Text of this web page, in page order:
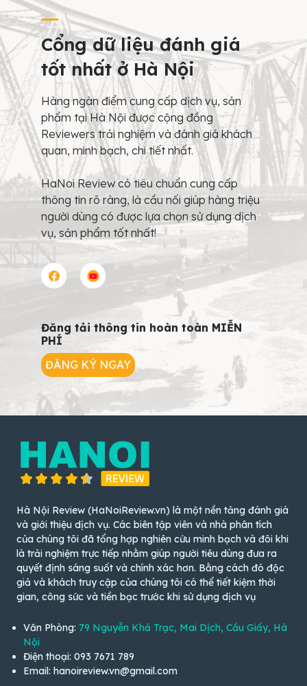
Cổng dữ liệu đánh giá
tốt nhất ở Hà Nội
Hàng ngàn điểm cung cấp dịch vụ, sản
phẩm tại Hà Nội được cộng đồng
Reviewers trải nghiệm và đánh giá khách
quan, minh bạch, chi tiết nhất.
HaNoi Review có tiêu chuẩn cung cấp
thông tin rõ ràng, là cầu nối giúp hàng triệu
người dùng có được lựa chọn sử dụng dịch
vụ, sản phẩm tốt nhất!
Đăng tải thông tin hoàn toàn MIỄN
PHÍ
ĐĂNG KÝ NGAY
Hà Nội Review (HaNoiReview.vn) là một nền tảng đánh giá
và giới thiệu dịch vụ. Các biên tập viên và nhà phân tích
của chúng tôi đã tổng hợp nghiên cứu minh bạch và đôi khi
là trải nghiệm trực tiếp nhằm giúp người tiêu dùng đưa ra
quyết định sáng suốt và chính xác hơn. Bằng cách đó độc
giả và khách truy cập của chúng tôi có thể tiết kiệm thời
gian, công sức và tiền bạc trước khi sử dụng dịch vụ
Văn Phòng: 79 Nguyễn Khả Trạc, Mai Dịch, Cầu Giấy, Hà
Nội
Điện thoại: 093 7671 789
Email: hanoireview.vn@gmail.com